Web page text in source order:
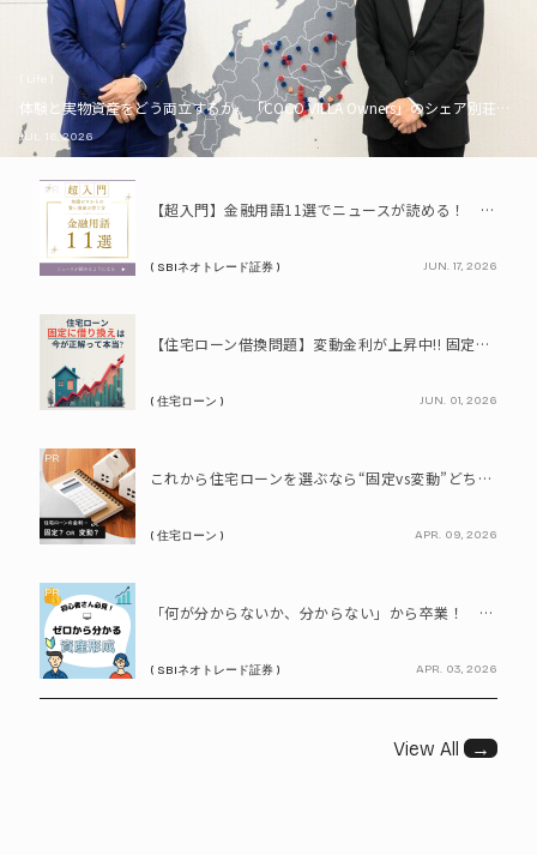
体験と実物資産をどう両立するか。「COCO VILLA Owners」のシェア別荘とい
JUL. 16, 2026
PR
【超入門】金融用語11選でニュースが読める！ 知識ゼロからの賢い資産の育て方
( SBIネオトレード証券 ) JUN. 17, 2026
【住宅ローン借換問題】変動金利が上昇中!! 固定に借り換えるなら今が正解って本当? シミュレーションで比較してみよう
( 住宅ローン ) JUN. 01, 2026
PR
これから住宅ローンを選ぶなら“固定vs変動”どちらが正解? 9割が利用したいと答えた「いま決めなくてもいい」ローンとは!?
( 住宅ローン ) APR. 09, 2026
PR
「何が分からないか、分からない」から卒業！ SBIネオトレード証券で学ぶ、はじめての資産形成
( SBIネオトレード証券 ) APR. 03, 2026
View All →